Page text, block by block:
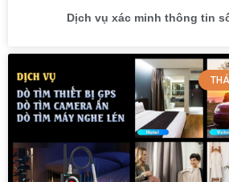
Dịch vụ xác minh thông tin